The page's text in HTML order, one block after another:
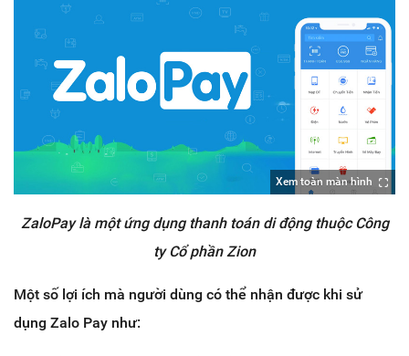
Xem toàn màn hình
ZaloPay là một ứng dụng thanh toán di động thuộc Công
ty Cổ phần Zion
Một số lợi ích mà người dùng có thể nhận được khi sử
dụng Zalo Pay như: